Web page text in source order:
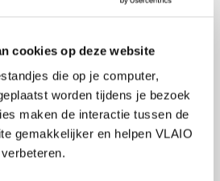
cookies op deze website
die op je computer,
worden tijdens je bezoek
maken de interactie tussen de
gemakkelijker en helpen VLAIO
(voor meer confidentiële
ook dat er een publiek verslag is van
die de consultatie gemist hebben,
zijn en op gelijke voet kunnen
die erop volgt. Het verslag is steevast
Op deze manier waarborgt
non-discriminatie en mededinging;